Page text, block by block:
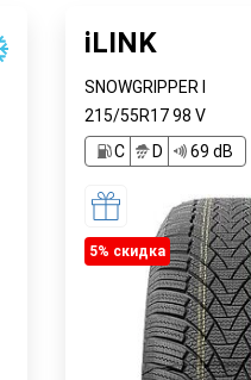
iLINK
SNOWGRIPPER I
215/55R1798 V
C
D 69 dB
5% cкидка